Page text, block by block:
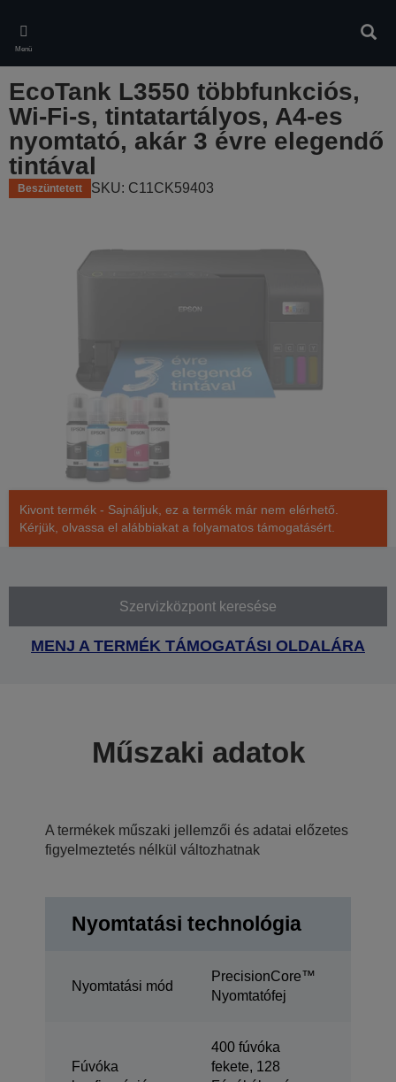
main
content
Menü
EcoTank L3550 többfunkciós,
Wi-Fi-s, tintatartályos, A4-es
nyomtató, akár 3 évre elegendő
tintával
Beszüntetett SKU: C11CK59403
Kivont termék - Sajnáljuk, ez a termék már nem elérhető.
Kérjük, olvassa el alábbiakat a folyamatos támogatásért.
Szervizközpont keresése
MENJ A TERMÉK TÁMOGATÁSI OLDALÁRA
Műszaki adatok
A termékek műszaki jellemzői és adatai előzetes
figyelmeztetés nélkül változhatnak
Nyomtatási technológia
Nyomtatási mód
PrecisionCore™
Nyomtatófej
Fúvóka
400 fúvóka
fekete, 128